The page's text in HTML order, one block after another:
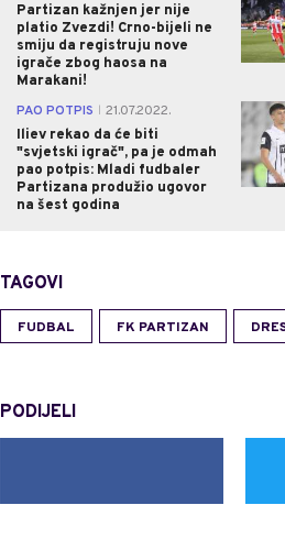
Partizan kažnjen jer nije
platio Zvezdi! Crno-bijeli ne
smiju da registruju nove
igrače zbog haosa na
Marakani!
PAO POTPIS
21.07.2022.
Iliev rekao da će biti
"svjetski igrač", pa je odmah
pao potpis: Mladi fudbaler
Partizana produžio ugovor
na šest godina
TAGOVI
FUDBAL FK PARTIZAN
PODIJELI